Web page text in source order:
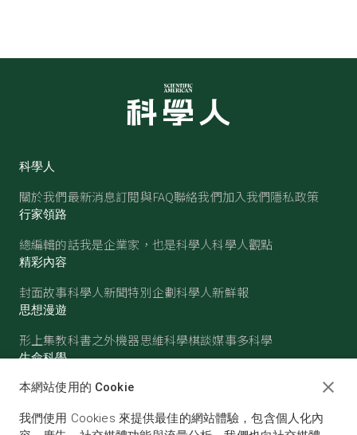
科學人
關於我們最新消息訂閱與FAQ聯絡我們加入我們隱私政策
行家領路
總編輯的話我是企業家，也是科學人科學人觀點
精彩內容
封面故事科學人新聞特別企劃科學人新鮮報
思想漫遊
形上集教科書之外機器思維科學棋談媒事多科學
生命科學
醫學古生物心理學生態學
本網站使用的 Cookie
我們使用 Cookies 來提供最佳的網站體驗，包含個人化內